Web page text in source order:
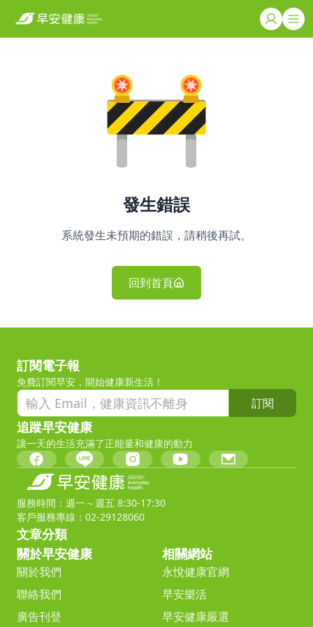
發生錯誤
系統發生未預期的錯誤，請稍後再試。
回到首頁
訂閱電子報
免費訂閱早安，開始健康新生活！
訂閱
追蹤早安健康
讓一天的生活充滿了正能量和健康的動力
服務時間：週一～週五 8:30-17:30
客戶服務專線：02-29128060
文章分類
關於早安健康
關於我們
聯絡我們
廣告刊登
相關網站
永悅健康官網
早安樂活
早安健康嚴選